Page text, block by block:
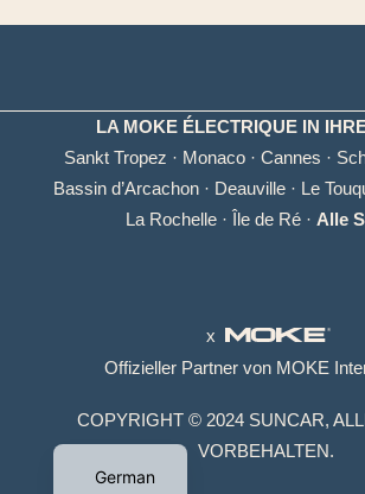
LA MOKE ÉLECTRIQUE IN
Sankt Tropez · Monaco · Cannes ·
Bassin d’Arcachon· Deauville· Le
La Rochelle· Île de Ré· Alle
x
Offizieller Partner von MOKE
COPYRIGHT © 2024 SUNCAR,
VORBEHALTEN.
German